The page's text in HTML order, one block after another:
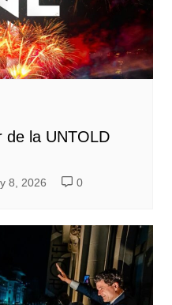
de la UNTOLD
8, 2026 0